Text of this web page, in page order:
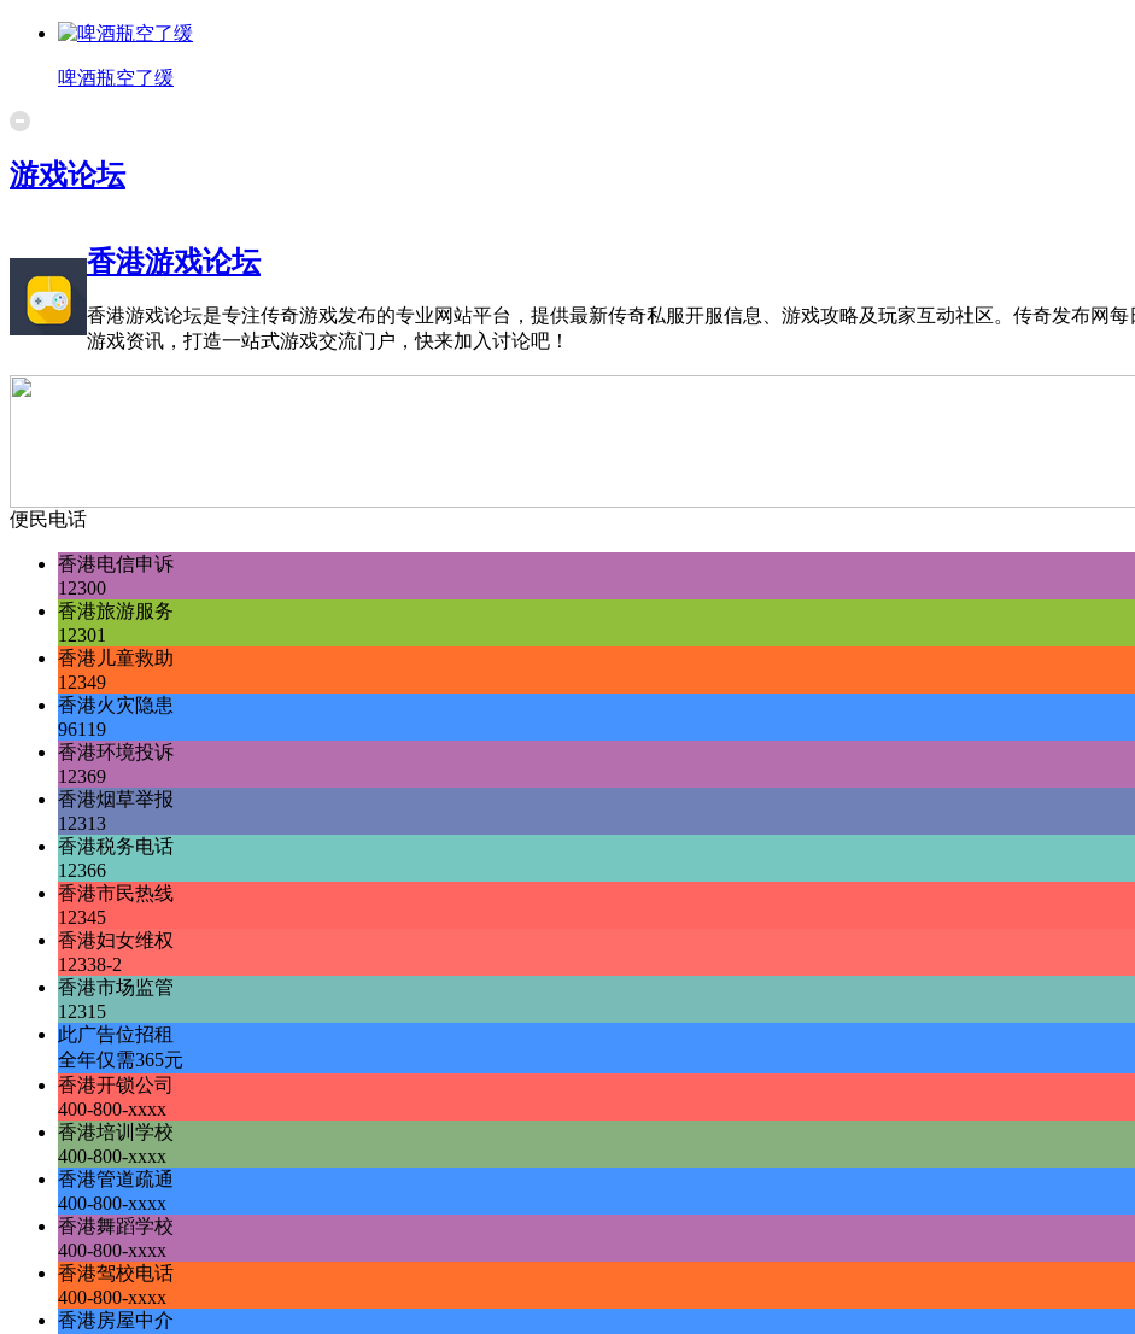
啤酒瓶空了缓
游戏论坛
香港游戏论坛
香港游戏论坛是专注传奇游戏发布的专业网站平台，提供最新传奇私服开服信息、游戏攻略及玩家互动社区。传奇发布网每
游戏资讯，打造一站式游戏交流门户，快来加入讨论吧！
便民电话
香港电信申诉
12300
香港旅游服务
12301
香港儿童救助
12349
香港火灾隐患
96119
香港环境投诉
12369
香港烟草举报
12313
香港税务电话
12366
香港市民热线
12345
香港妇女维权
12338-2
香港市场监管
12315
此广告位招租
全年仅需365元
香港开锁公司
400-800-xxxx
香港培训学校
400-800-xxxx
香港管道疏通
400-800-xxxx
香港舞蹈学校
400-800-xxxx
香港驾校电话
400-800-xxxx
香港房屋中介